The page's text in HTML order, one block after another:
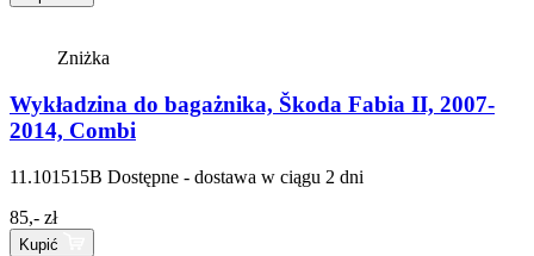
Zniżka
Wykładzina do bagażnika, Škoda Fabia II, 2007-
2014, Combi
11.101515B Dostępne - dostawa w ciągu 2 dni
85,- zł
Kupić